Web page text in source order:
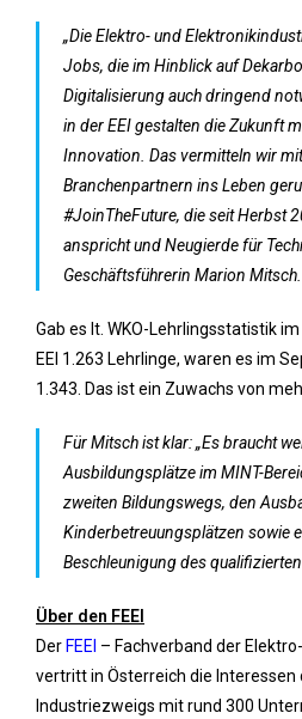
„Die Elektro- und
Jobs, die im Hinblick auf
Digitalisierung auch dringend
in der EEI gestalten die Zukunft
Innovation. Das vermitteln wir
Branchenpartnern ins Leben
#JoinTheFuture, die seit Herbst
anspricht und Neugierde für
Geschäftsführerin Marion Mitsch.
Gab es lt. WKO-Lehrlingsstatistik
EEI 1.263 Lehrlinge, waren es im
1.343. Das ist ein Zuwachs von
Für Mitsch ist klar: „Es braucht
Ausbildungsplätze im MINT-
zweiten Bildungswegs, den
Kinderbetreuungsplätzen sowie
Beschleunigung des
Über den FEEI
Der FEEI – Fachverband der
vertritt in Österreich die
Industriezweigs mit rund 300